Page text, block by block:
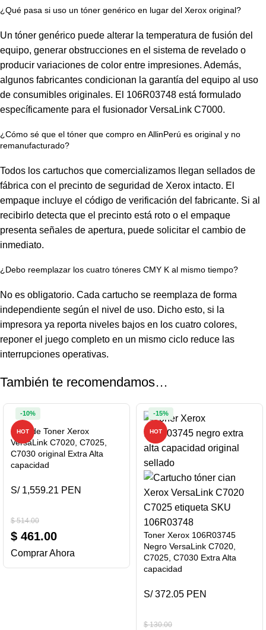
¿Qué pasa si uso un tóner genérico en lugar del Xerox original?
Un tóner genérico puede alterar la temperatura de fusión del
equipo, generar obstrucciones en el sistema de revelado o
producir variaciones de color entre impresiones. Además,
algunos fabricantes condicionan la garantía del equipo al uso
de consumibles originales. El 106R03748 está formulado
específicamente para el fusionador VersaLink C7000.
¿Cómo sé que el tóner que compro en AllinPerú es original y no
remanufacturado?
Todos los cartuchos que comercializamos llegan sellados de
fábrica con el precinto de seguridad de Xerox intacto. El
empaque incluye el código de verificación del fabricante. Si al
recibirlo detecta que el precinto está roto o el empaque
presenta señales de apertura, puede solicitar el cambio de
inmediato.
¿Debo reemplazar los cuatro tóneres CMY K al mismo tiempo?
No es obligatorio. Cada cartucho se reemplaza de forma
independiente según el nivel de uso. Dicho esto, si la
impresora ya reporta niveles bajos en los cuatro colores,
reponer el juego completo en un mismo ciclo reduce las
interrupciones operativas.
También te recomendamos…
Pack de Toner Xerox
VersaLink C7020, C7025,
C7030 original Extra Alta
capacidad
$514.00
$ 461.00
-10%
HOT
S/ 1,559.21 PEN
Comprar Ahora
Toner Xerox 106R03745
Negro VersaLink C7020,
C7025, C7030 Extra Alta
capacidad
$130.00
-15%
HOT
S/ 372.05 PEN